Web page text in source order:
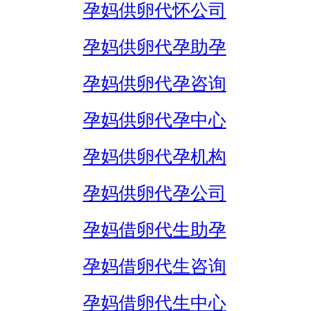
孕妈供卵代怀公司
孕妈供卵代孕助孕
孕妈供卵代孕咨询
孕妈供卵代孕中心
孕妈供卵代孕机构
孕妈供卵代孕公司
孕妈借卵代生助孕
孕妈借卵代生咨询
孕妈借卵代生中心